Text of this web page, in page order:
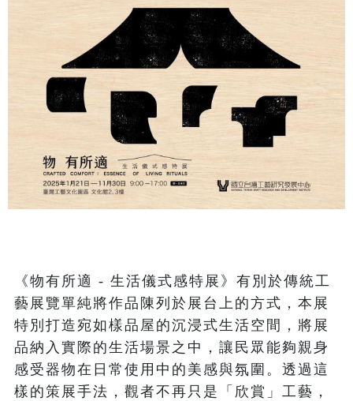
《物有所適 - 生活儀式感特展》有別於傳統工
藝展覽單純將作品陳列於展台上的方式，本展
特別打造宛如樣品屋的沉浸式生活空間，將展
品納入實際的生活場景之中，讓民眾能夠親身
感受器物在日常使用中的美感與氛圍。透過這
樣的策展手法，觀者不再只是「欣賞」工藝，